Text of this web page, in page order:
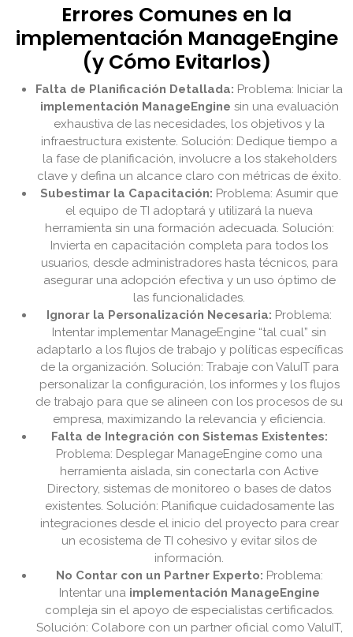
Errores Comunes en la
implementación ManageEngine
(y Cómo Evitarlos)
Falta de Planificación Detallada: Problema: Iniciar la
implementación ManageEngine sin una evaluación
exhaustiva de las necesidades, los objetivos y la
infraestructura existente. Solución: Dedique tiempo a
la fase de planificación, involucre a los stakeholders
clave y defina un alcance claro con métricas de éxito.
Subestimar la Capacitación: Problema: Asumir que
el equipo de TI adoptará y utilizará la nueva
herramienta sin una formación adecuada. Solución:
Invierta en capacitación completa para todos los
usuarios, desde administradores hasta técnicos, para
asegurar una adopción efectiva y un uso óptimo de
las funcionalidades.
Ignorar la Personalización Necesaria: Problema:
Intentar implementar ManageEngine “tal cual” sin
adaptarlo a los flujos de trabajo y políticas específicas
de la organización. Solución: Trabaje con ValuIT para
personalizar la configuración, los informes y los flujos
de trabajo para que se alineen con los procesos de su
empresa, maximizando la relevancia y eficiencia.
Falta de Integración con Sistemas Existentes:
Problema: Desplegar ManageEngine como una
herramienta aislada, sin conectarla con Active
Directory, sistemas de monitoreo o bases de datos
existentes. Solución: Planifique cuidadosamente las
integraciones desde el inicio del proyecto para crear
un ecosistema de TI cohesivo y evitar silos de
información.
No Contar con un Partner Experto: Problema:
Intentar una implementación ManageEngine
compleja sin el apoyo de especialistas certificados.
Solución: Colabore con un partner oficial como ValuIT,